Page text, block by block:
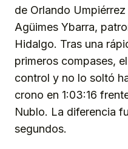
de Orlando
Agüimes Ybarra,
Hidalgo. Tras una
primeros compases,
control y no lo soltó
crono en 1:03:16
Nublo. La diferencia
segundos.